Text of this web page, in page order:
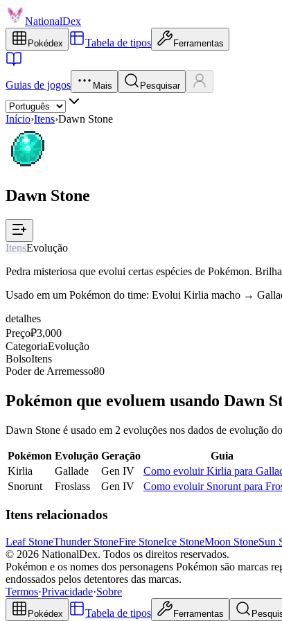
NationalDex
Pokédex Tabela de tipos Ferramentas
Guias de jogos Mais Pesquisar
Início›Itens›Dawn Stone
Dawn Stone
ItensEvolução
Pedra misteriosa que evolui certas espécies de Pokémon.
Usado em um Pokémon do time: Evolui Kirlia macho →
detalhes
Preço₽3,000
CategoriaEvolução
BolsoItens
Poder de Arremesso80
Pokémon que evoluem usando Dawn
Dawn Stone é usado em 2 evoluções nos dados de evolução
Pokémon Evolução Geração
Guia
Kirlia
Gallade Gen IV
Como evoluir Kirlia para
Snorunt
Froslass Gen IV Como evoluir Snorunt para
Itens relacionados
Leaf StoneThunder StoneFire StoneIce StoneMoon StoneSun
© 2026 NationalDex. Todos os direitos reservados.
Pokémon e os nomes dos personagens Pokémon são
endossados pelos detentores das marcas.
Termos·Privacidade·Sobre
Pokédex Tabela de tipos Ferramentas